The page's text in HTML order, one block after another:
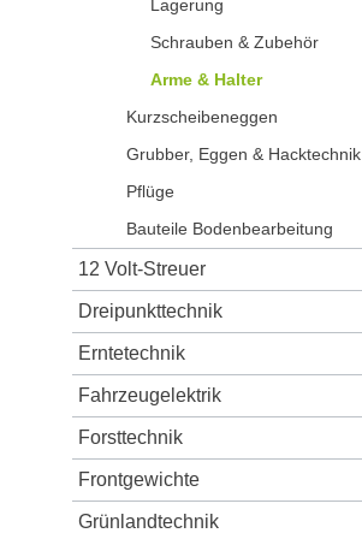
Lagerung
Schrauben & Zubehör
Arme & Halter
Kurzscheibeneggen
Grubber, Eggen & Hacktechnik
Pflüge
Bauteile Bodenbearbeitung
12 Volt-Streuer
Dreipunkttechnik
Erntetechnik
Fahrzeugelektrik
Forsttechnik
Frontgewichte
Grünlandtechnik